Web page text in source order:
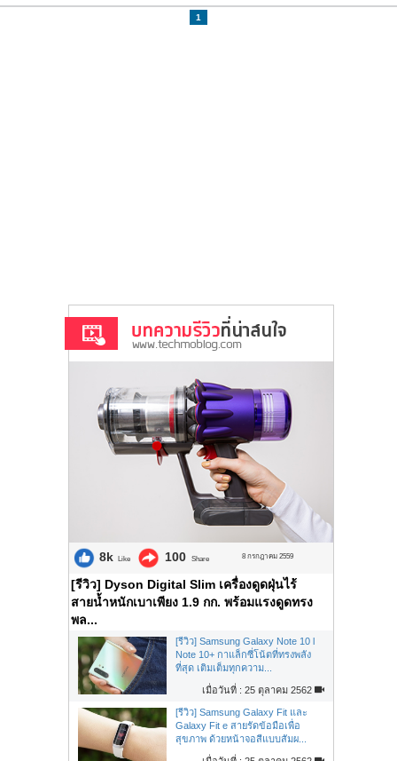
1
8k Like 100 Share 8 กรกฎาคม 2559
[รีวิว] Dyson Digital Slim เครื่องดูดฝุ่นไร้
สายน้ำหนักเบาเพียง 1.9 กก. พร้อมแรงดูดทรง
พล...
[รีวิว] Samsung Galaxy Note 10 l
Note 10+ กาแล็กซี่โน้ตที่ทรงพลัง
ที่สุด เติมเต็มทุกความ...
เมื่อวันที่ : 25 ตุลาคม 2562
[รีวิว] Samsung Galaxy Fit และ
Galaxy Fit e สายรัดข้อมือเพื่อ
สุขภาพ ด้วยหน้าจอสีแบบสัมผ...